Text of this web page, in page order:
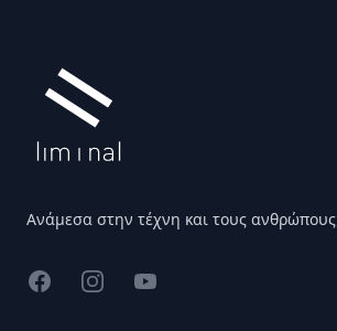
Ανάμεσα στην τέχνη και τους ανθρώπους
FacebookInstagramYouTube